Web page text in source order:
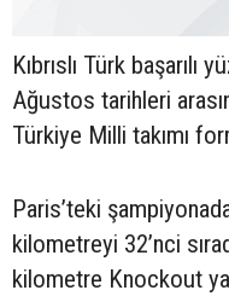
Kıbrıslı Türk başarılı
Ağustos tarihleri
Türkiye Milli takımı
Paris’teki
kilometreyi 32’nci
kilometre Knockout